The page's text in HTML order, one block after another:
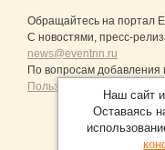
Обращайтесь на портал
С новостями, пресс-
news@eventnn.ru
По вопросам
Пользовательское
Наш сайт
Оставаясь